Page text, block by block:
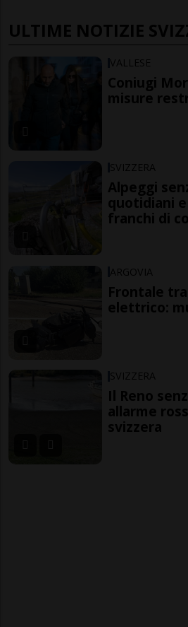
ULTIME NOTIZIE
VALLESE
Coniugi
misure
SVIZZERA
Alpeggi
quotidiani
franchi di
ARGOVIA
Frontale
elettrico:
SVIZZERA
Il Reno
allarme
svizzera